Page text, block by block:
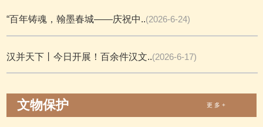
“百年铸魂，翰墨春城——庆祝中..(2026-6-24)
汉并天下丨今日开展！百余件汉文..(2026-6-17)
文物保护 更 多 +